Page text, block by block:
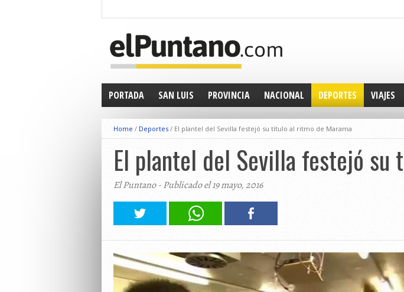
PORTADA SAN LUIS PROVINCIA NACIONAL DEPORTES VIAJES
Home / Deportes / El plantel del Sevilla festejó su título al ritmo de Marama
El plantel del Sevilla festejó
El Puntano - Publicado el 19 mayo, 2016